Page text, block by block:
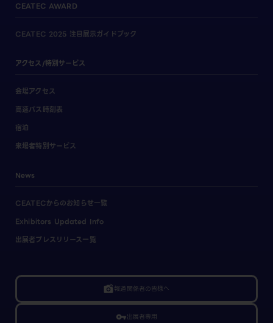
CEATEC AWARD
CEATEC 2025 注目展示ガイドブック
アクセス/特別サービス
会場アクセス
高速バス時刻表
宿泊
来場者特別サービス
News
CEATECからのお知らせ一覧
Exhibitors Updated Info
出展者プレスリリース一覧
linked_camera報道関係者の皆様へ
vpn_key出展者専用